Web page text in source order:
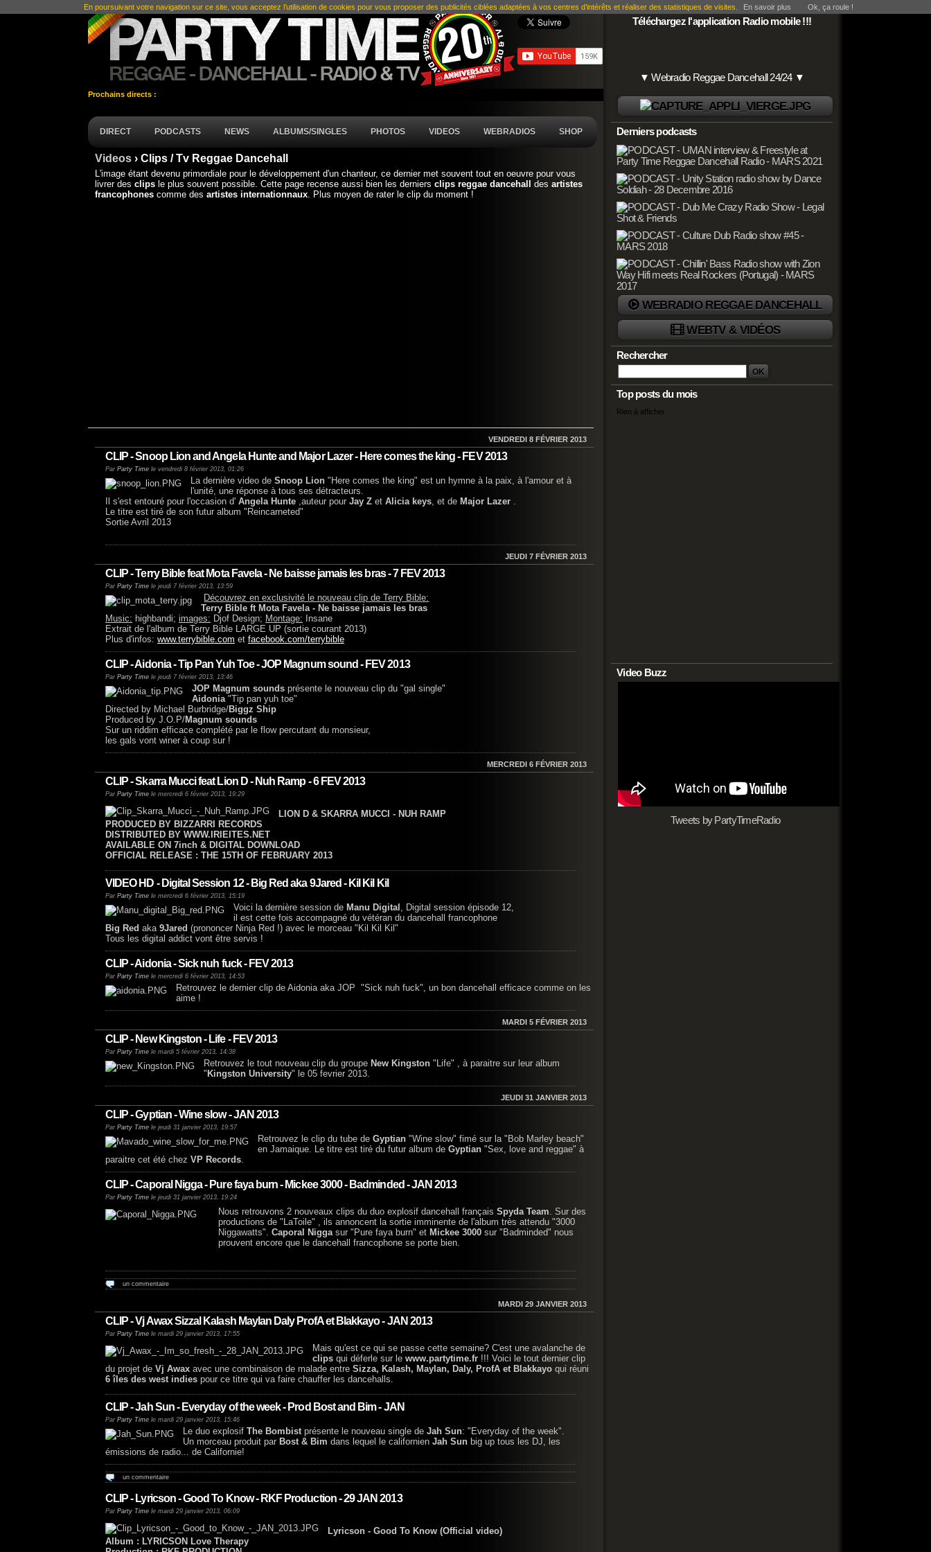
Prochains directs :
DIRECT PODCASTS NEWS ALBUMS/SINGLES PHOTOS VIDEOS WEBRADIOS SHOP
Videos › Clips / Tv Reggae Dancehall
L'image étant devenu primordiale pour le développement d'un chanteur, ce dernier met souvent tout en oeuvre pour vous
livrer des clips le plus souvent possible. Cette page recense aussi bien les derniers clips reggae dancehall des artistes
francophones comme des artistes internationnaux. Plus moyen de rater le clip du moment !
VENDREDI 8 FÉVRIER 2013
CLIP - Snoop Lion and Angela Hunte and Major Lazer - Here comes the king - FEV 2013
Par Party Time le vendredi 8 février 2013, 01:26
La dernière video deSnoop Lion "Here comes the king" est un hymne à la paix, à l'amour et à
l'unité, une réponse à tous ses détracteurs.
Il s'est entouré pour l'occasion d' Angela Hunte ,auteur pour Jay Z et Alicia keys, et de Major Lazer .
Le titre est tiré de son futur album "Reincarneted"
Sortie Avril 2013
JEUDI 7 FÉVRIER 2013
CLIP - Terry Bible feat Mota Favela - Ne baisse jamais les bras - 7 FEV 2013
Par Party Time le jeudi 7 février 2013, 13:59
Découvrez en exclusivité le nouveau clip de Terry Bible:
Terry Bible ft Mota Favela - Ne baisse jamais les bras
Music: highbandi; images: Djof Design; Montage: Insane
Extrait de l'album de Terry Bible LARGE UP (sortie courant 2013)
Plus d'infos: www.terrybible.com et facebook.com/terrybible
CLIP - Aidonia - Tip Pan Yuh Toe - JOP Magnum sound - FEV 2013
Par Party Time le jeudi 7 février 2013, 13:46
JOP Magnum sounds présente le nouveau clip du "gal single"
Aidonia"Tip pan yuh toe"
Directed by Michael Burbridge/Biggz Ship
Produced by J.O.P/Magnum sounds
Sur un riddim efficace complété par le flow percutant du monsieur,
les gals vont winer à coup sur !
MERCREDI 6 FÉVRIER 2013
CLIP - Skarra Mucci feat Lion D - Nuh Ramp - 6 FEV 2013
Par Party Time le mercredi 6 février 2013, 19:29
LION D & SKARRA MUCCI - NUH RAMP
PRODUCED BY BIZZARRI RECORDS
DISTRIBUTED BY WWW.IRIEITES.NET
AVAILABLE ON 7inch & DIGITAL DOWNLOAD
OFFICIAL RELEASE : THE 15TH OF FEBRUARY 2013
VIDEO HD - Digital Session 12 - Big Red aka 9Jared - Kil Kil Kil
Par Party Time le mercredi 6 février 2013, 15:19
Voici la dernière session de Manu Digital , Digital session épisode 12,
il est cette fois accompagné du vétéran du dancehall francophone
Big Red aka 9Jared (prononcer Ninja Red !) avec le morceau "Kil Kil Kil"
Tous les digital addict vont être servis !
CLIP - Aidonia - Sick nuh fuck - FEV 2013
Par Party Time le mercredi 6 février 2013, 14:53
Retrouvez le dernier clip de Aidonia aka JOP "Sick nuh fuck", un bon dancehall efficace comme on les
aime !
MARDI 5 FÉVRIER 2013
CLIP - New Kingston - Life - FEV 2013
Par Party Time le mardi 5 février 2013, 14:38
Retrouvez le tout nouveau clip du groupe New Kingston "Life" , à paraitre sur leur album
" Kingston University" le 05 fevrier 2013.
JEUDI 31 JANVIER 2013
CLIP - Gyptian - Wine slow - JAN 2013
Par Party Time le jeudi 31 janvier 2013, 19:57
Retrouvez le clip du tube deGyptian "Wine slow" fimé sur la "Bob Marley beach"
en Jamaique. Le titre est tiré du futur album deGyptian "Sex, love and reggae" à
paraitre cet été chez VP Records.
CLIP - Caporal Nigga - Pure faya burn - Mickee 3000 - Badminded - JAN 2013
Par Party Time le jeudi 31 janvier 2013, 19:24
Nous retrouvons 2 nouveaux clips du duo explosif dancehall françaisSpyda Team. Sur des
productions de "LaToile" , ils annoncent la sortie imminente de l'album très attendu "3000
Niggawatts".Caporal Niggasur "Pure faya burn" et Mickee 3000 sur "Badminded" nous
prouvent encore que le dancehall francophone se porte bien.
un commentaire
MARDI 29 JANVIER 2013
CLIP - Vj Awax Sizzal Kalash Maylan Daly ProfA et Blakkayo - JAN 2013
Par Party Time le mardi 29 janvier 2013, 17:55
Mais qu'est ce qui se passe cette semaine? C'est une avalanche de
clips qui déferle sur lewww.partytime.fr !!! Voici le tout dernier clip
du projet de Vj Awax avec une combinaison de malade entre Sizza, Kalash, Maylan, Daly, ProfA et Blakkayo qui réuni
6 îles des west indies pour ce titre qui va faire chauffer les dancehalls.
CLIP - Jah Sun - Everyday of the week - Prod Bost and Bim - JAN
Par Party Time le mardi 29 janvier 2013, 15:46
Le duo explosifThe Bombist présente le nouveau single deJah Sun: "Everyday of the week".
Un morceau produit parBost & Bim dans lequel le californienJah Sun big up tous les DJ, les
émissions de radio... de Californie!
un commentaire
CLIP - Lyricson - Good To Know - RKF Production - 29 JAN 2013
Par Party Time le mardi 29 janvier 2013, 06:09
Lyricson - Good To Know (Official video)
Album : LYRICSON Love Therapy
Téléchargez l'application Radio mobile !!!
▼ Webradio Reggae Dancehall 24/24 ▼
Derniers podcasts
WEBRADIO REGGAE DANCEHALL
WEBTV & VIDÉOS
Rechercher
Top posts du mois
Rien à afficher
Video Buzz
Tweets by PartyTimeRadio
En poursuivant votre navigation sur ce site, vous acceptez l’utilisation de cookies pour vous proposer des publicités ciblées adaptées à vos centres d’intérêts et réaliser des statistiques de visites. En savoir plus Ok, ça roule !